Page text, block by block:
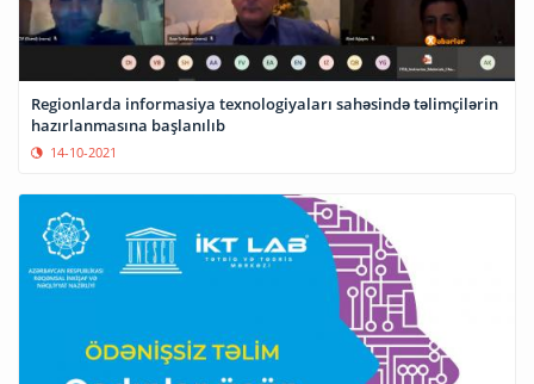
Regionlarda informasiya texnologiyaları sahəsində təlimçilərin
hazırlanmasına başlanılıb
14-10-2021